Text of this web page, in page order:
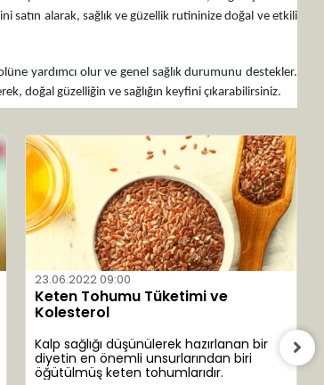
satın alarak, sağlık ve güzellik rutininize doğal ve etkili
yardımcı olur ve genel sağlık durumunu destekler.
doğal güzelliğin ve sağlığın keyfini çıkarabilirsiniz.
23.06.2022 09:00
Keten Tohumu Tüketimi ve
Kolesterol
Kalp sağlığı düşünülerek hazırlanan bir
diyetin en önemli unsurlarından biri
öğütülmüş keten tohumlarıdır.